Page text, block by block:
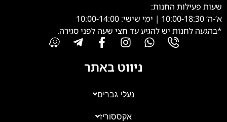
שעות פעילות החנות:
א’-ה’ 10:00-18:30 | ימי שישי: 10:00-14:00
*בהגעה לחנות יש להגיע עד חצי שעה לפני סגירה.
ניווט באתר
נעלי גברים
אקססוריז